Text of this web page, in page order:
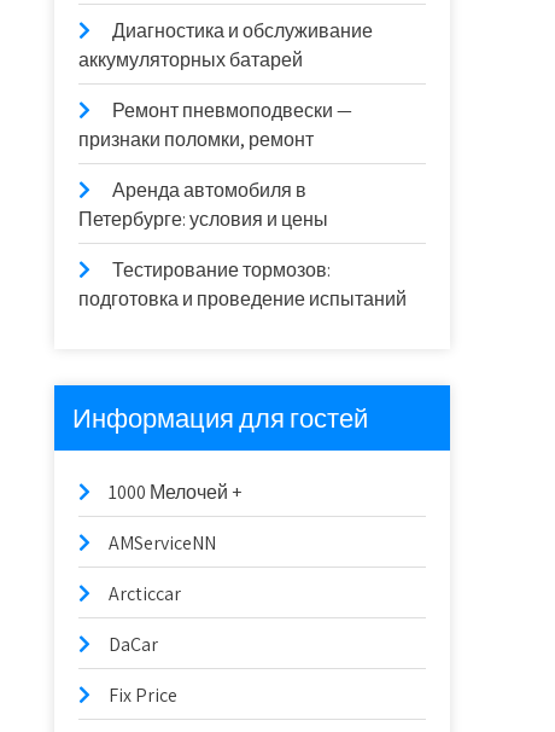
Диагностика и обслуживание
аккумуляторных батарей
Ремонт пневмоподвески —
признаки поломки, ремонт
Аренда автомобиля в
Петербурге: условия и цены
Тестирование тормозов:
подготовка и проведение испытаний
Информация для гостей
1000 Мелочей +
AMServiceNN
Arcticcar
DaCar
Fix Price